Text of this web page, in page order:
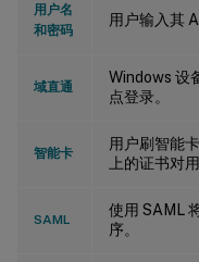
用户名
和密码
用户输入其
域直通
Windows 设
点登录。
智能卡
用户刷智能
上的证书对
SAML
使用 SAML
序。